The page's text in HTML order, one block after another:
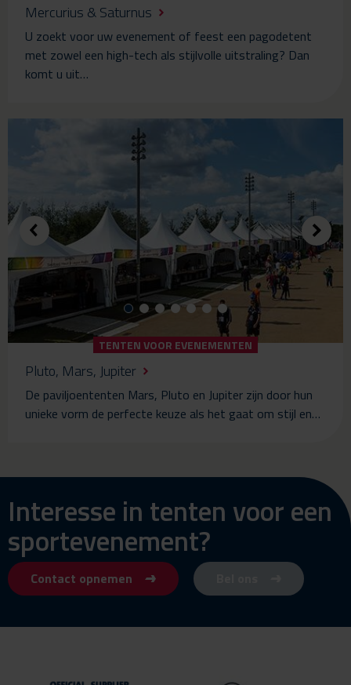
Mercurius & Saturnus
U zoekt voor uw evenement of feest een pagodetent
met zowel een high-tech als stijlvolle uitstraling? Dan
komt u uit…
TENTEN VOOR EVENEMENTEN
Pluto, Mars, Jupiter
De paviljoententen Mars, Pluto en Jupiter zijn door hun
unieke vorm de perfecte keuze als het gaat om stijl en…
Interesse in tenten voor een
sportevenement?
Contact opnemen